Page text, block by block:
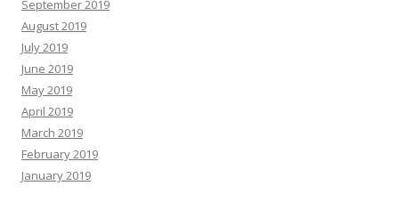
September 2019
August 2019
July 2019
June 2019
May 2019
April 2019
March 2019
February 2019
January 2019